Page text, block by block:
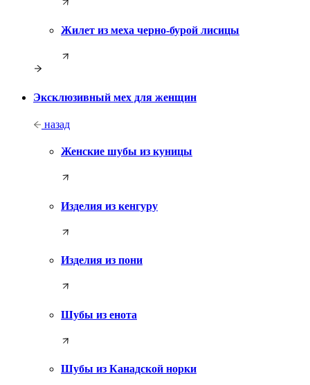
Жилет из меха черно-бурой лисицы
Эксклюзивный мех для женщин
назад
Женские шубы из куницы
Изделия из кенгуру
Изделия из пони
Шубы из енота
Шубы из Канадской норки